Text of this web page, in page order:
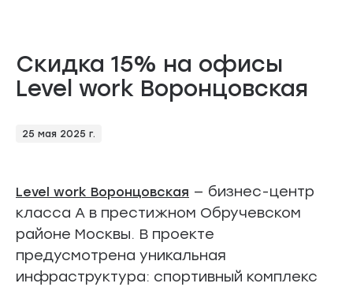
Скидка 15% на офисы
Level work Воронцовская
25 мая 2025 г.
Level work Воронцовская — бизнес-центр
класса А в престижном Обручевском
районе Москвы. В проекте
предусмотрена уникальная
инфраструктура: спортивный комплекс